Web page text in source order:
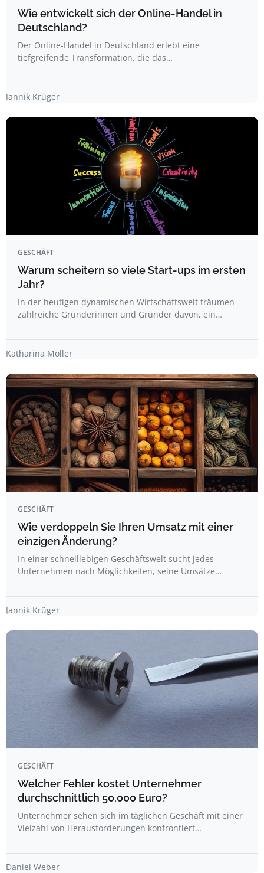
Wie entwickelt sich der Online-Handel in
Deutschland?
Der Online-Handel in Deutschland erlebt eine
tiefgreifende Transformation, die das…
Jannik Krüger
GESCHÄFT
Warum scheitern so viele Start-ups im ersten
Jahr?
In der heutigen dynamischen Wirtschaftswelt träumen
zahlreiche Gründerinnen und Gründer davon, ein…
Katharina Möller
GESCHÄFT
Wie verdoppeln Sie Ihren Umsatz mit einer
einzigen Änderung?
In einer schnelllebigen Geschäftswelt sucht jedes
Unternehmen nach Möglichkeiten, seine Umsätze…
Jannik Krüger
GESCHÄFT
Welcher Fehler kostet Unternehmer
durchschnittlich 50.000 Euro?
Unternehmer sehen sich im täglichen Geschäft mit einer
Vielzahl von Herausforderungen konfrontiert…
Daniel Weber